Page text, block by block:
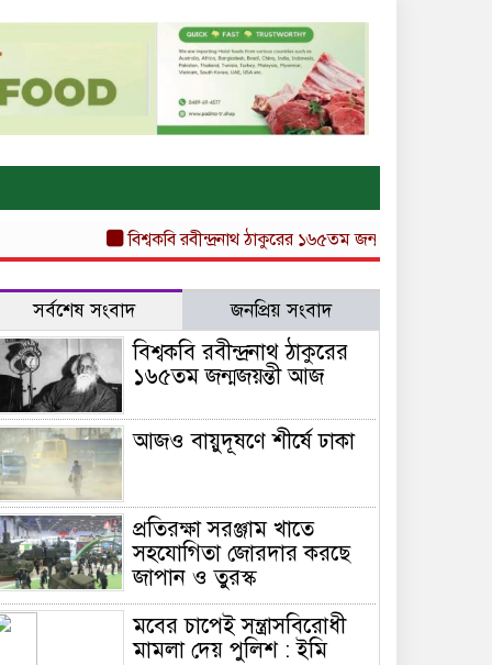
বিশ্বকবি রবীন্দ্রনাথ ঠাকুরের ১৬৫তম জন্মজয়ন্তী আজ
সর্বশেষ সংবাদ জনপ্রিয় সংবাদ
বিশ্বকবি রবীন্দ্রনাথ ঠাকুরের
১৬৫তম জন্মজয়ন্তী আজ
আজও বায়ুদূষণে শীর্ষে ঢাকা
প্রতিরক্ষা সরঞ্জাম খাতে
সহযোগিতা জোরদার করছে
জাপান ও তুরস্ক
মবের চাপেই সন্ত্রাসবিরোধী
মামলা দেয় পুলিশ : ইমি